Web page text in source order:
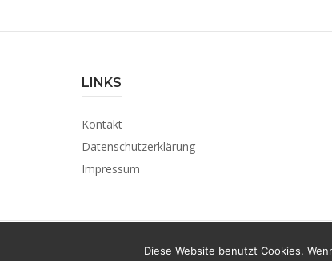
LINKS
Kontakt
Datenschutzerklärung
Impressum
Diese Website benutzt Cookies.